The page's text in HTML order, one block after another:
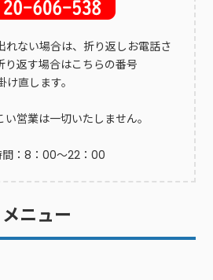
・草刈を行いきれいな状態にする必
リーンアップ」では草むしり・草刈
ストップで対応しますので手間はか
定期的に行えば荒れて収拾がつかな
すが、日頃忙しかったり空き家から
期メンテナンスをするのは困難で
草剤を使用して雑草が生えにくい環
広範囲な場所での除草剤散布にも対
の家庭のみならず、アパートやマン
人、駐車場関連など様々な場所での
十分な効果を得るにはコツを把握し
下のような悩みを抱え、多くの方が
木が生い茂っていて日当たりが悪く
い茂って周辺住民から苦情がきてい
れない場合は、折り返しお電話さ
り返す場合はこちらの番号
け直します。
営業は一切いたしません。
間：8：00～22：00
メニュー